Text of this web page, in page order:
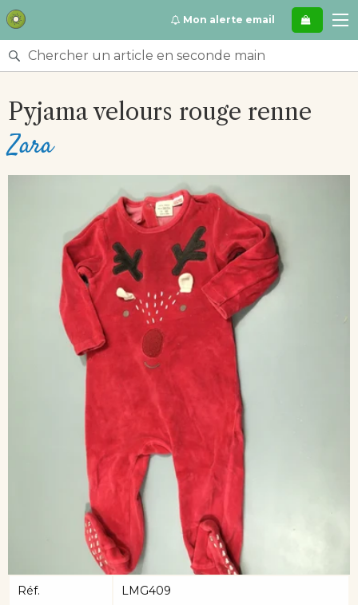
Se
rendre
directement
au
contenu
Mon alerte email
Rechercher
un
seconde
main
Pyjama velours rouge renne
Zara
Réf. LMG409